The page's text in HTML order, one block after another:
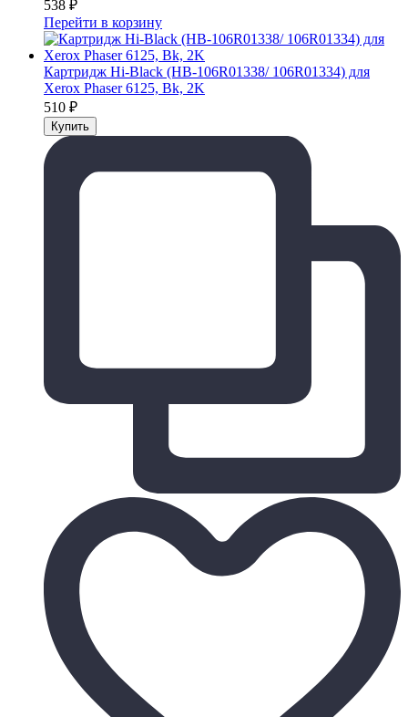
538 ₽
Перейти в корзину
Картридж Hi-Black (HB-106R01338/ 106R01334) для
Xerox Phaser 6125, Bk, 2K
510 ₽